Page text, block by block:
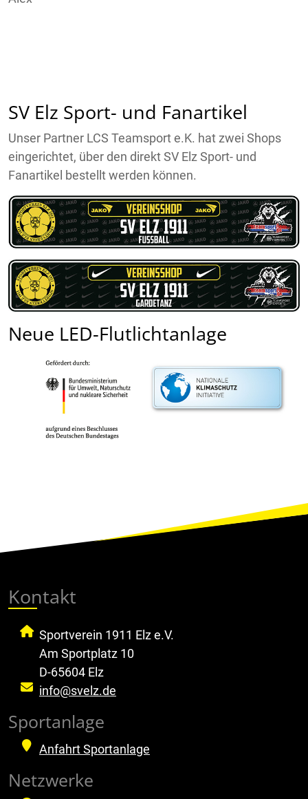
SV Elz Sport- und Fanartikel
Unser Partner LCS Teamsport e.K. hat zwei Shops
eingerichtet, über den direkt SV Elz Sport- und
Fanartikel bestellt werden können.
Neue LED-Flutlichtanlage
Kontakt
Sportverein 1911 Elz e.V.
Am Sportplatz 10
D-65604 Elz
info@svelz.de
Sportanlage
Anfahrt Sportanlage
Netzwerke